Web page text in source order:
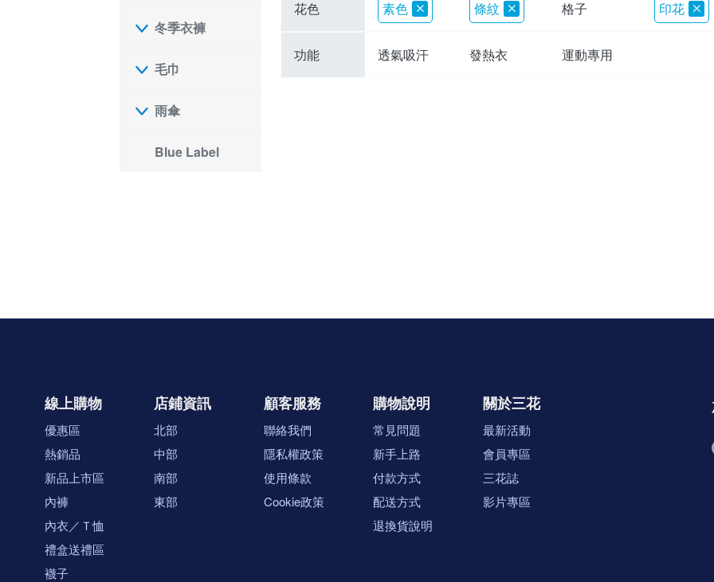
冬季衣褲
毛巾
雨傘
Blue Label
花色 素色 條紋 格子 印花
功能 透氣吸汗 發熱衣 運動專用
線上購物
優惠區
熱銷品
新品上市區
內褲
內衣／Ｔ恤
禮盒送禮區
襪子
店鋪資訊
北部
中部
南部
東部
顧客服務
聯絡我們
隱私權政策
使用條款
Cookie政策
購物說明
常見問題
新手上路
付款方式
配送方式
退換貨說明
關於三花
最新活動
會員專區
三花誌
影片專區